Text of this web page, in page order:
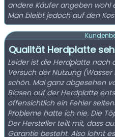
andere Käufer angeben wohl
Man bleibt jedoch auf den
Qualität Herdplatte
Leider ist die Herdplatte nach
Versuch der Nutzung
schön. Mal ganz abgesehen
Blasen auf der Herdplatte
offensichtlich ein Fehler
Probleme hatte ich nie. Die
Der Hersteller teilt mit, dass
Garantie besteht. Also lohnt